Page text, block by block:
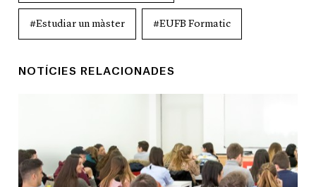
#Estudiar un màster #EUFB Formatic
NOTÍCIES RELACIONADES